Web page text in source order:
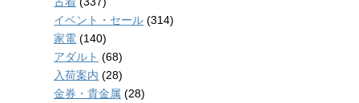
イベント・セール (314)
家電 (140)
アダルト (68)
入荷案内 (28)
金券・貴金属 (28)